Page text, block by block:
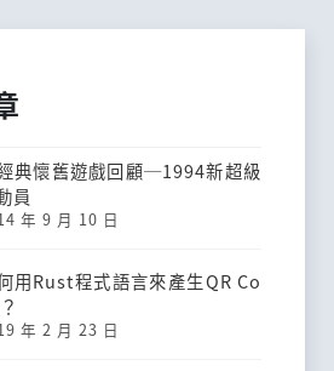
典懷舊遊戲回顧─1994新超級
員
年 9 月 10 日
用Rust程式語言來產生QR Co
年 2 月 23 日